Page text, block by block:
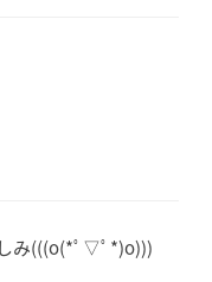
み(((o(*ﾟ▽ﾟ*)o)))